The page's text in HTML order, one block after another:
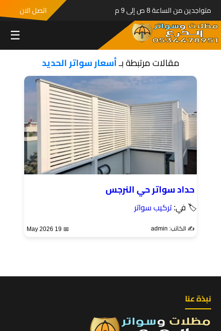
متواجدين من الساعة 8 ص إلى 9 م اتصل الان
☰
مقالات مرتبطة بـأسعار سواتر الحديد
حداد سواتر حي النرجس
🏷 في:تركيب سواتر
✍️ الكاتب: admin 📅 19 May 2026
نبذة عنا